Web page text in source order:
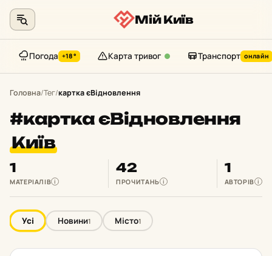
Мій Київ
Погода +18° Карта тривог Транспорт онлайн
Головна/Тег/картка єВідновлення
#картка єВідновлення
Київ
1
МАТЕРІАЛІВ i
42
ПРОЧИТАНЬ i
1
АВТОРІВ i
Усі Новини1 Місто1